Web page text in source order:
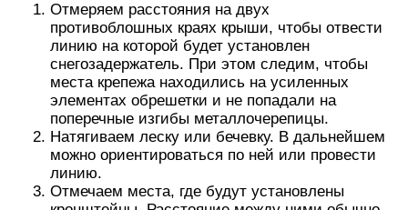
Отмеряем расстояния на двух
противоблошных краях крыши, чтобы отвести
линию на которой будет установлен
снегозадержатель. При этом следим, чтобы
места крепежа находились на усиленных
элементах обрешетки и не попадали на
поперечные изгибы металлочерепицы.
Натягиваем леску или бечевку. В дальнейшем
можно ориентироваться по ней или провести
линию.
Отмечаем места, где будут установлены